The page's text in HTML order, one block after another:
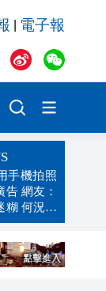
電子報
手機拍照
告 網友：
糊 何況老